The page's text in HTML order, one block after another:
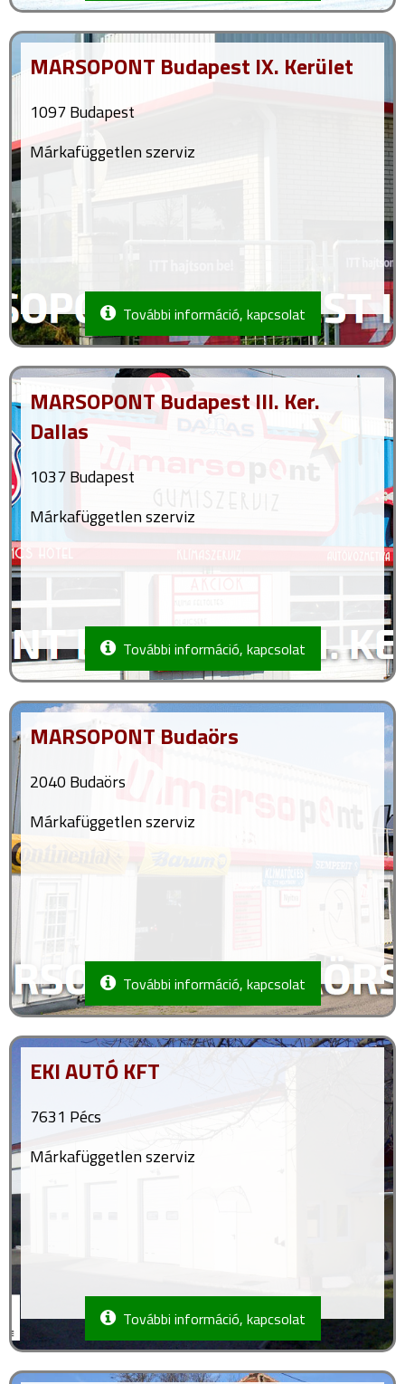
MARSOPONT Budapest IX. Kerület
1097 Budapest
Márkafüggetlen szerviz
További információ, kapcsolat
MARSOPONT Budapest III. Ker.
Dallas
1037 Budapest
Márkafüggetlen szerviz
További információ, kapcsolat
MARSOPONT Budaörs
2040 Budaörs
Márkafüggetlen szerviz
További információ, kapcsolat
EKI AUTÓ KFT
7631 Pécs
Márkafüggetlen szerviz
További információ, kapcsolat